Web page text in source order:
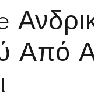
Από